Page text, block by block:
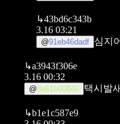
↳43bd6c343b
3.16 03:21
@91eb46dadf 심지
↳a3943f306e
3.16 00:32
@8e61b00846 택시발
↳b1e1c587e9